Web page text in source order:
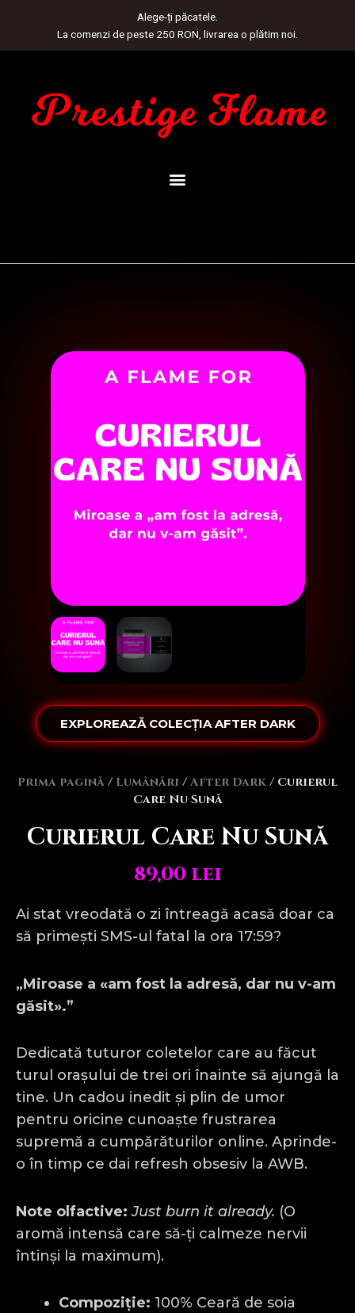
Alege-ți păcatele.
La comenzi de peste 250 RON, livrarea o plătim noi.
EXPLOREAZĂ COLECȚIA AFTER DARK
Prima pagină/ Lumânări /After Dark/ Curierul
Care Nu Sună
Curierul Care Nu Sună
89,00 lei
Ai stat vreodată o zi întreagă acasă doar ca
să primești SMS-ul fatal la ora 17:59?
„Miroase a «am fost la adresă, dar nu v-am
găsit».”
Dedicată tuturor coletelor care au făcut
turul orașului de trei ori înainte să ajungă la
tine. Un cadou inedit și plin de umor
pentru oricine cunoaște frustrarea
supremă a cumpărăturilor online. Aprinde-
o în timp ce dai refresh obsesiv la AWB.
Note olfactive: Just burn it already. (O
aromă intensă care să-ți calmeze nervii
întinși la maximum).
Compoziție: 100% Ceară de soia